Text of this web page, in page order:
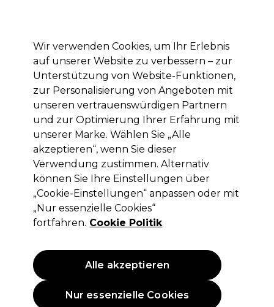
Anmelden
Marken Deals Haare Elektrogeräte Saloneinrichtung
Lieferung und Lieferzeiten
– mehr erfahren
Kosmetik Augen und Wimpern Zubehör
Zubehör
Filters
ANGEBOT
Wir verwenden Cookies, um Ihr Erlebnis
auf unserer Website zu verbessern – zur
Unterstützung von Website-Funktionen,
zur Personalisierung von Angeboten mit
unseren vertrauenswürdigen Partnern
und zur Optimierung Ihrer Erfahrung mit
unserer Marke. Wählen Sie „Alle
akzeptieren“, wenn Sie dieser
Verwendung zustimmen. Alternativ
können Sie Ihre Einstellungen über
„Cookie-Einstellungen“ anpassen oder mit
„Nur essenzielle Cookies“
fortfahren. Cookie Politik
Nur essenzielle Cookies
Alle akzeptieren